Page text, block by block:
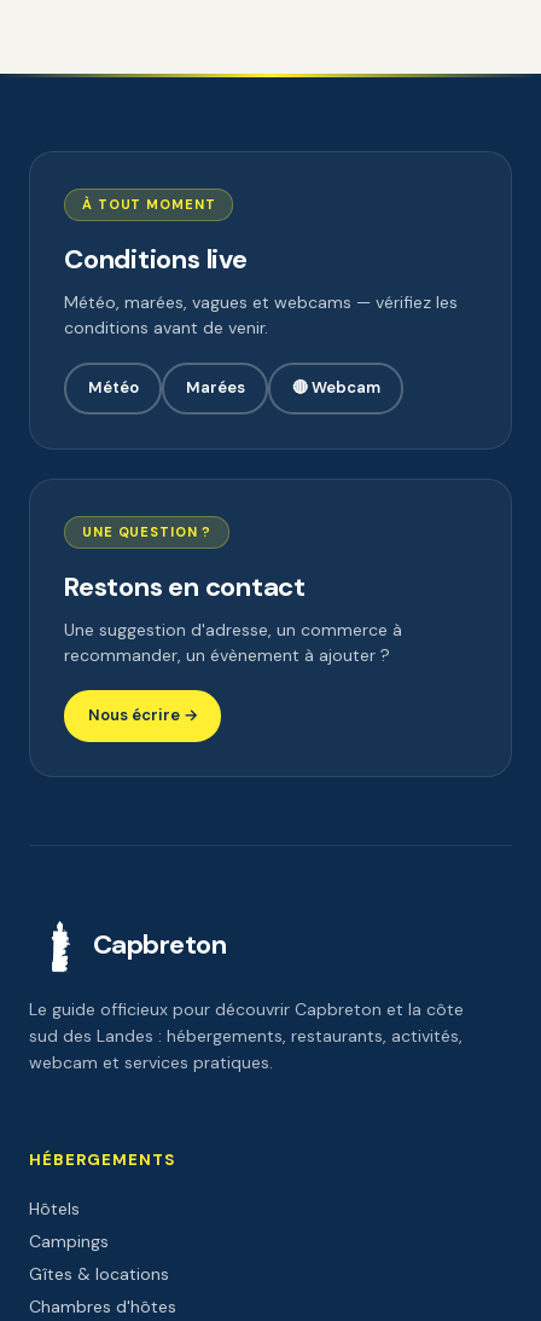
À TOUT MOMENT
Conditions live
Météo, marées, vagues et webcams — vérifiez les
conditions avant de venir.
Météo Marées 🔴 Webcam
UNE QUESTION ?
Restons en contact
Une suggestion d'adresse, un commerce à
recommander, un évènement à ajouter ?
Nous écrire →
Capbreton
Le guide officieux pour découvrir Capbreton et la côte
sud des Landes : hébergements, restaurants, activités,
webcam et services pratiques.
HÉBERGEMENTS
Hôtels
Campings
Gîtes & locations
Chambres d'hôtes